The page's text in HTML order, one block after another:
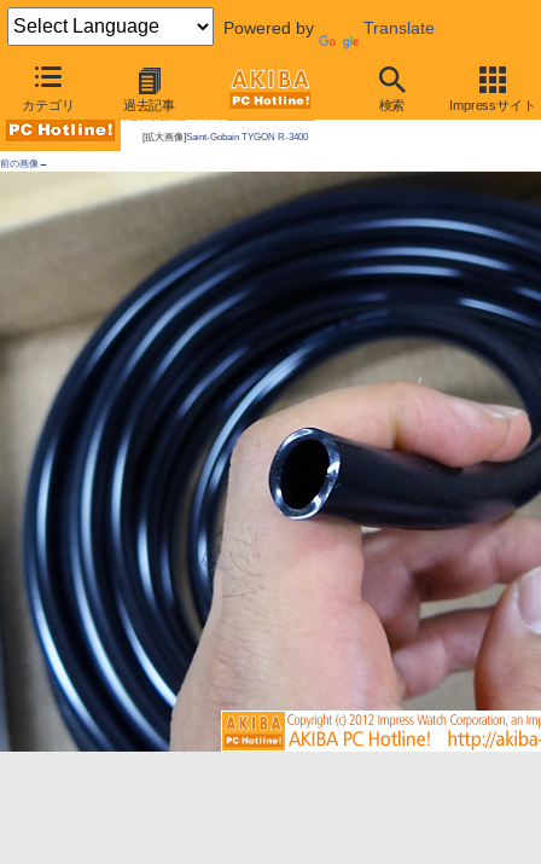
Powered by Translate
カテゴリ 過去記事 検索 Impressサイト
AKIBA PC Hotline!
[拡大画像]Saint-Gobain TYGON R-3400
前の画像←